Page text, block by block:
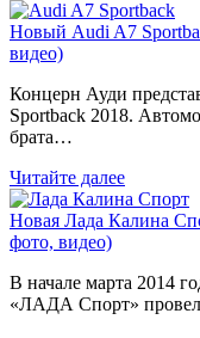
Новый Audi A7
видео)
Концерн Ауди
Sportback 2018.
брата…
Читайте далее
Новая Лада Калина
фото, видео)
В начале марта
«ЛАДА Спорт»